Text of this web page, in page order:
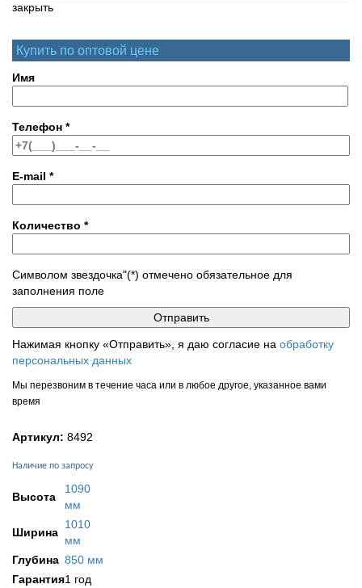
закрыть
Купить по оптовой цене
Имя
Телефон *
E-mail *
Количество *
Символом звездочка"(*) отмечено обязательное для
заполнения поле
Нажимая кнопку «Отправить», я даю согласие на обработку
персональных данных
Мы перезвоним в течение часа или в любое другое, указанное вами
время
Артикул: 8492
Наличие по запросу
Высота
1090
мм
Ширина
1010
мм
Глубина 850 мм
Гарантия1 год